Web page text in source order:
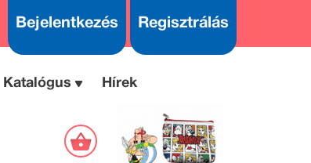
Bejelentkezés Regisztrálás
Katalógus Hírek